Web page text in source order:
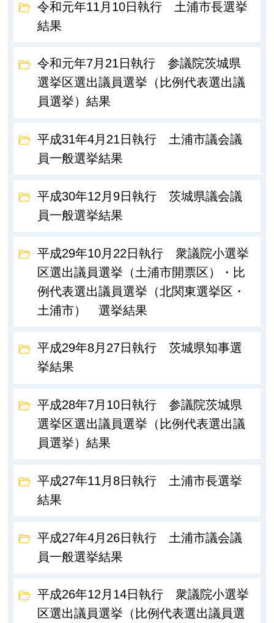
令和元年11月10日執行 土浦市長選挙
結果
令和元年7月21日執行 参議院茨城県
選挙区選出議員選挙（比例代表選出議
員選挙）結果
平成31年4月21日執行 土浦市議会議
員一般選挙結果
平成30年12月9日執行 茨城県議会議
員一般選挙結果
平成29年10月22日執行 衆議院小選挙
区選出議員選挙（土浦市開票区）・比
例代表選出議員選挙（北関東選挙区・
土浦市） 選挙結果
平成29年8月27日執行 茨城県知事選
挙結果
平成28年7月10日執行 参議院茨城県
選挙区選出議員選挙（比例代表選出議
員選挙）結果
平成27年11月8日執行 土浦市長選挙
結果
平成27年4月26日執行 土浦市議会議
員一般選挙結果
平成26年12月14日執行 衆議院小選挙
区選出議員選挙（比例代表選出議員選